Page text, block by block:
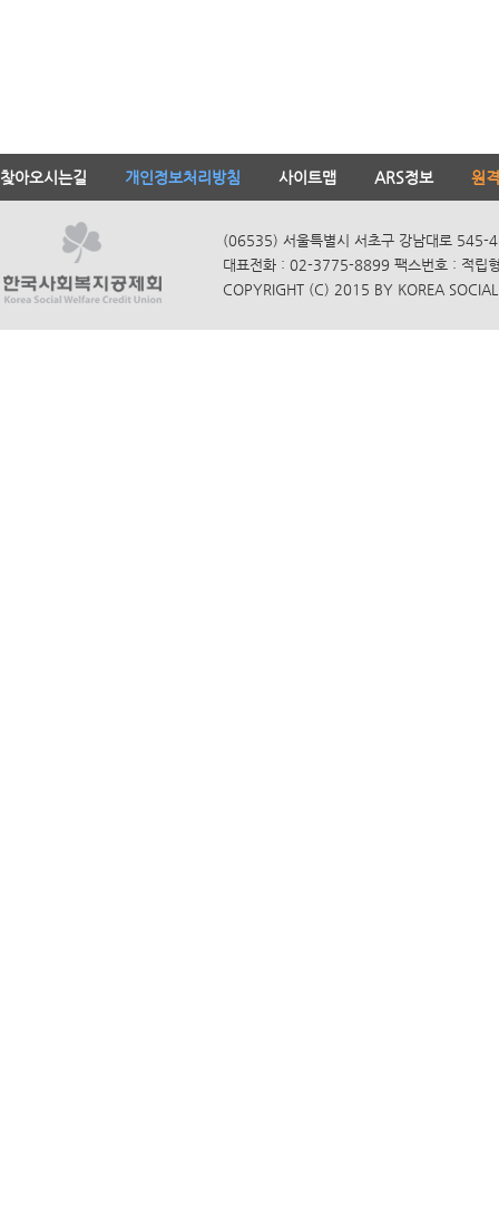
찾아오시는길 개인정보처리방침 사이트맵 ARS정보 원
(06535) 서울특별시 서초구 강남대로 545-
대표전화 : 02-3775-8899 팩스번호 : 적립
COPYRIGHT (C) 2015 BY KOREA SOCIAL